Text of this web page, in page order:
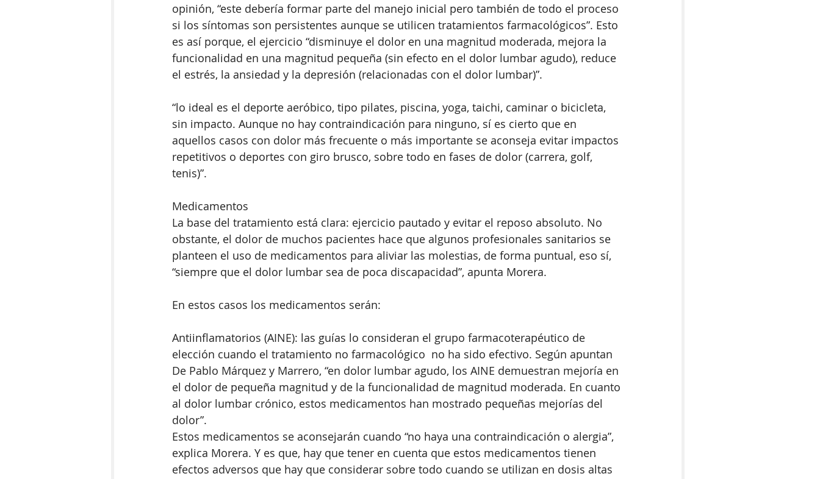
opinión, “este debería formar parte del manejo inicial pero también de todo el proceso
si los síntomas son persistentes aunque se utilicen tratamientos farmacológicos”. Esto
es así porque, el ejercicio “disminuye el dolor en una magnitud moderada, mejora la
funcionalidad en una magnitud pequeña (sin efecto en el dolor lumbar agudo), reduce
el estrés, la ansiedad y la depresión (relacionadas con el dolor lumbar)”.
“lo ideal es el deporte aeróbico, tipo pilates, piscina, yoga, taichi, caminar o bicicleta,
sin impacto. Aunque no hay contraindicación para ninguno, sí es cierto que en
aquellos casos con dolor más frecuente o más importante se aconseja evitar impactos
repetitivos o deportes con giro brusco, sobre todo en fases de dolor (carrera, golf,
tenis)”.
Medicamentos
La base del tratamiento está clara: ejercicio pautado y evitar el reposo absoluto. No
obstante, el dolor de muchos pacientes hace que algunos profesionales sanitarios se
planteen el uso de medicamentos para aliviar las molestias, de forma puntual, eso sí,
“siempre que el dolor lumbar sea de poca discapacidad”, apunta Morera.
En estos casos los medicamentos serán:
Antiinflamatorios (AINE): las guías lo consideran el grupo farmacoterapéutico de
elección cuando el tratamiento no farmacológico  no ha sido efectivo. Según apuntan
De Pablo Márquez y Marrero, “en dolor lumbar agudo, los AINE demuestran mejoría en
el dolor de pequeña magnitud y de la funcionalidad de magnitud moderada. En cuanto
al dolor lumbar crónico, estos medicamentos han mostrado pequeñas mejorías del
dolor”.
Estos medicamentos se aconsejarán cuando “no haya una contraindicación o alergia”,
explica Morera. Y es que, hay que tener en cuenta que estos medicamentos tienen
efectos adversos que hay que considerar sobre todo cuando se utilizan en dosis altas